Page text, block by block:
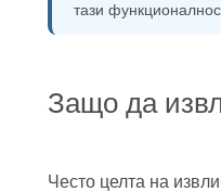
тази
Защо да
Често целта на